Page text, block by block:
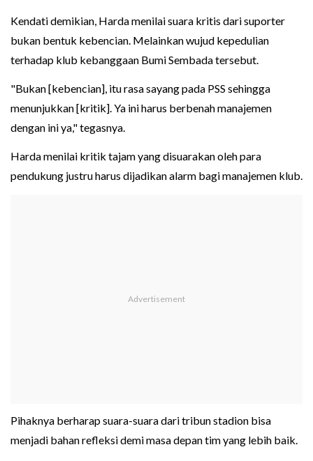
Kendati demikian, Harda menilai suara kritis dari suporter
bukan bentuk kebencian. Melainkan wujud kepedulian
terhadap klub kebanggaan Bumi Sembada tersebut.
"Bukan [kebencian], itu rasa sayang pada PSS sehingga
menunjukkan [kritik]. Ya ini harus berbenah manajemen
dengan ini ya," tegasnya.
Harda menilai kritik tajam yang disuarakan oleh para
pendukung justru harus dijadikan alarm bagi manajemen klub.
Pihaknya berharap suara-suara dari tribun stadion bisa
menjadi bahan refleksi demi masa depan tim yang lebih baik.